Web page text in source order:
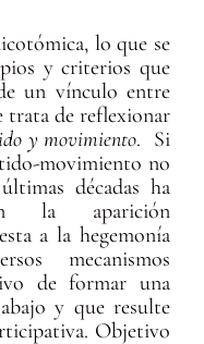
lo que se
y criterios que
un vínculo entre
trata de reflexionar
y movimiento. Si
movimiento no
décadas ha
la aparición
a la hegemonía
mecanismos
de formar una
y que resulte
Objetivo